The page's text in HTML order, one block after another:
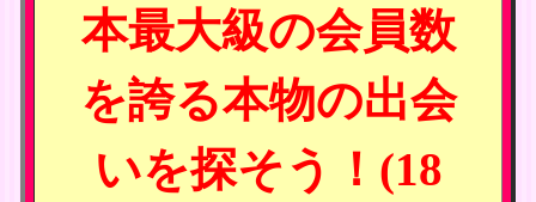
本最大級の会員数
を誇る本物の出会
いを探そう！(18